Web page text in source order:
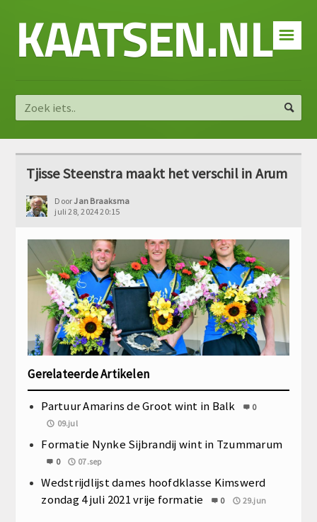
☰
KAATSEN.NL
Tjisse Steenstra maakt het verschil in Arum
DoorJan Braaksma
juli 28, 2024 20:15
Gerelateerde Artikelen
Partuur Amarins de Groot wint in Balk
0
09.jul
Formatie Nynke Sijbrandij wint in Tzummarum
0 07.sep
Wedstrijdlijst dames hoofdklasse Kimswerd
zondag 4 juli 2021 vrije formatie
0 29.jun